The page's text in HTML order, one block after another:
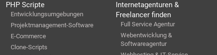
PHP Scripte
Entwicklungsumgebungen
Projektmanagement-Software
E-Commerce
Clone-Scripts
Internetagenturen &
Freelancer finden
Full Service Agentur
Webentwicklung &
Softwareagentur